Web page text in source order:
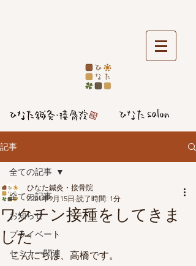
記事
全ての記事
お知らせ
プライベート
セミナー関連
全ての記事
ワクチン接種をしてきま
した
ひなた鍼灸・接骨院
2021年9月15日 読了時間: 1分
こんにちは、高橋です。